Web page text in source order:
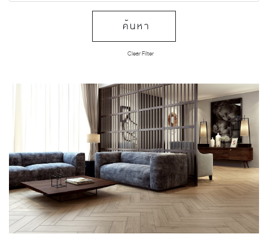
ค้นหา
Clear Filter